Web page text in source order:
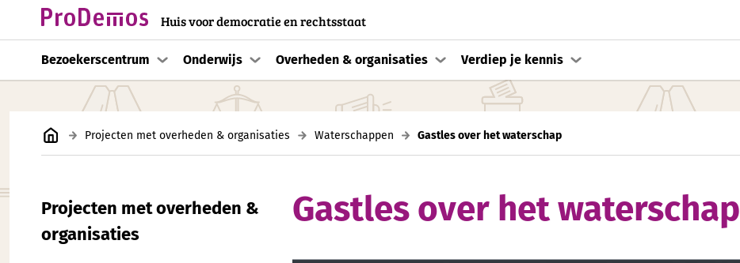
Huis voor democratie en rechtsstaat
Bezoekerscentrum Onderwijs Overheden & organisaties Verdiep je kennis
Projecten met overheden & organisaties Waterschappen Gastles over het waterschap
Projecten met overheden &
organisaties
Gastles over het waterschap